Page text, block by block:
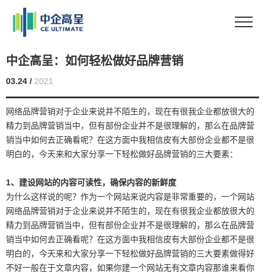
中企高呈：如何轻松做好品牌营销
03.24 / 2021
网络品牌营销对于企业来说并不陌生的，现在有很我企业都放很大的
精力到品牌营销当中，但有部份企业并不是很理解的，那么在品牌营
销当中如何去正确看呢？在这方面中我相信皮有大部份企业都不是很
明白的，今天来和大家分享一下轻松做好品牌营销的三大要素：
1、建设网站的内容可读性，确保内容的新鲜度
为什么这样说的呢？作为一个网站来说内容是非常重要的，一个网站
网络品牌营销对于企业来说并不陌生的，现在有很我企业都放很大的
精力到品牌营销当中，但有部份企业并不是很理解的，那么在品牌营
销当中如何去正确看呢？在这方面中我相信皮有大部份企业都不是很
明白的，今天来和大家分享一下轻松做好品牌营销的三大要素做得好
不好一般在于文章内容，如果你建一个网站无有文章内容那谁来看你